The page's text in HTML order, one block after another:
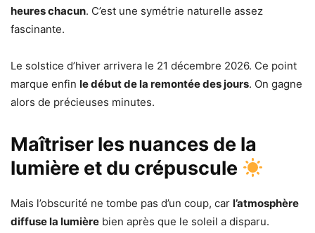
heures chacun. C’est une symétrie naturelle assez
fascinante.
Le solstice d’hiver arrivera le 21 décembre 2026. Ce point
marque enfin le début de la remontée des jours. On gagne
alors de précieuses minutes.
Maîtriser les nuances de la
lumière et du crépuscule
Mais l’obscurité ne tombe pas d’un coup, car l’atmosphère
diffuse la lumière bien après que le soleil a disparu.